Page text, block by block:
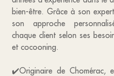
bien-être. Grâce à son
son approche
chaque client selon ses
et cocooning.
✔️Originaire de Chomérac,